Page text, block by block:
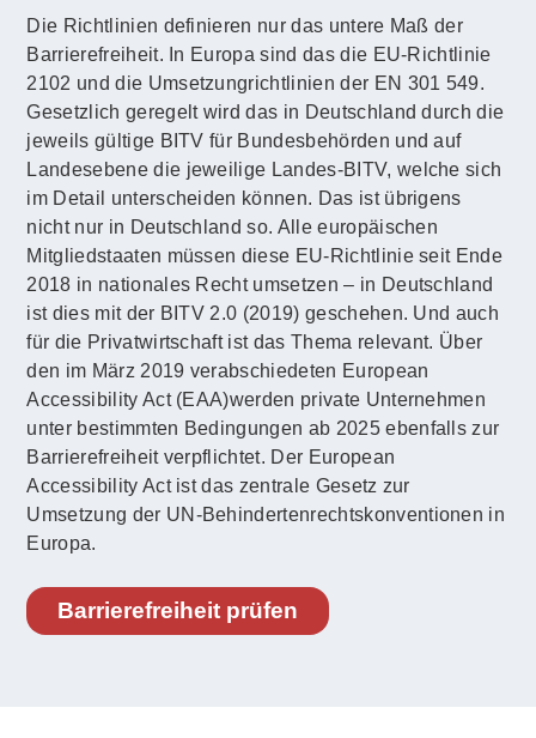
Die Richtlinien definieren nur das untere Maß der
Barrierefreiheit. In Europa sind das die EU-Richtlinie
2102 und die Umsetzungrichtlinien der EN 301 549.
Gesetzlich geregelt wird das in Deutschland durch die
jeweils gültige BITV für Bundesbehörden und auf
Landesebene die jeweilige Landes-BITV, welche sich
im Detail unterscheiden können. Das ist übrigens
nicht nur in Deutschland so. Alle europäischen
Mitgliedstaaten müssen diese EU-Richtlinie seit Ende
2018 in nationales Recht umsetzen – in Deutschland
ist dies mit der BITV 2.0 (2019) geschehen. Und auch
für die Privatwirtschaft ist das Thema relevant. Über
den im März 2019 verabschiedeten European
Accessibility Act (EAA)werden private Unternehmen
unter bestimmten Bedingungen ab 2025 ebenfalls zur
Barrierefreiheit verpflichtet. Der European
Accessibility Act ist das zentrale Gesetz zur
Umsetzung der UN-Behindertenrechtskonventionen in
Europa.
Barrierefreiheit prüfen